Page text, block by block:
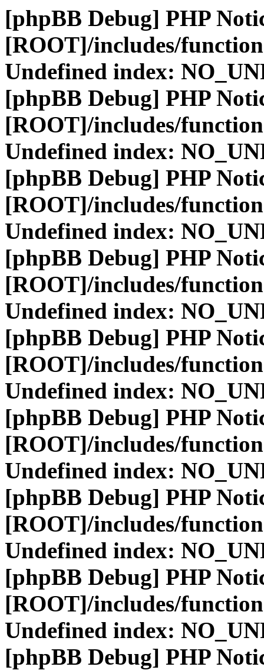
[phpBB Debug] PHP
[ROOT]/includes/
Undefined index:
[phpBB Debug] PHP
[ROOT]/includes/
Undefined index:
[phpBB Debug] PHP
[ROOT]/includes/
Undefined index:
[phpBB Debug] PHP
[ROOT]/includes/
Undefined index:
[phpBB Debug] PHP
[ROOT]/includes/
Undefined index:
[phpBB Debug] PHP
[ROOT]/includes/
Undefined index:
[phpBB Debug] PHP
[ROOT]/includes/
Undefined index:
[phpBB Debug] PHP
[ROOT]/includes/
Undefined index:
[phpBB Debug] PHP